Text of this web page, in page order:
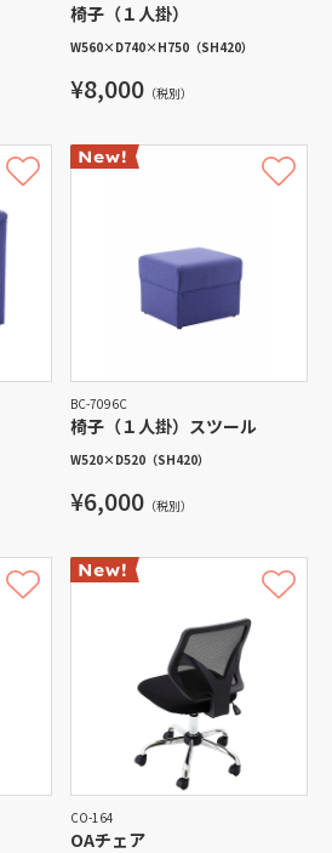
椅子（１人掛）
W560× D740× H750（SH420）
¥8,000（税別）
BC-7096C
椅子（１人掛）スツール
W520× D520（SH420）
¥6,000（税別）
CO-164
OAチェア